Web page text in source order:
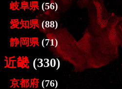
岐阜県 (56)
愛知県 (88)
静岡県 (71)
近畿 (330)
京都府 (76)